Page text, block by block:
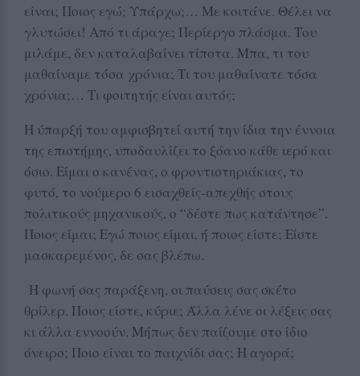
είναι; Ποιος εγώ; Υπάρχω;… Με κοιτάνε. Θέλει να
γλυτώσει! Από τι άραγε; Περίεργο πλάσμα. Του
μιλάμε, δεν καταλαβαίνει τίποτα. Μπα, τι του
μαθαίναμε τόσα χρόνια; Τι του μαθαίνατε τόσα
χρόνια;… Τι φοιτητής είναι αυτός;
Η ύπαρξή του αμφισβητεί αυτή την ίδια την έννοια
της επιστήμης, υποδαυλίζει το ξόανο κάθε ιερό και
όσιο. Είμαι ο κανένας, ο φροντιστηριάκιας, το
φυτό, το νούμερο 6 εισαχθείς-απεχθής στους
πολιτικούς μηχανικούς, ο “δέστε πως κατάντησε”.
Ποιος είμαι; Εγώ ποιος είμαι, ή ποιος είστε; Είστε
μασκαρεμένος, δε σας βλέπω.
Η φωνή σας παράξενη, οι παύσεις σας σκέτο
θρίλερ. Ποιος είστε, κύριε; Άλλα λένε οι λέξεις σας
κι άλλα εννοούν. Μήπως δεν παίζουμε στο ίδιο
όνειρο; Ποιο είναι το παιχνίδι σας; Η αγορά;